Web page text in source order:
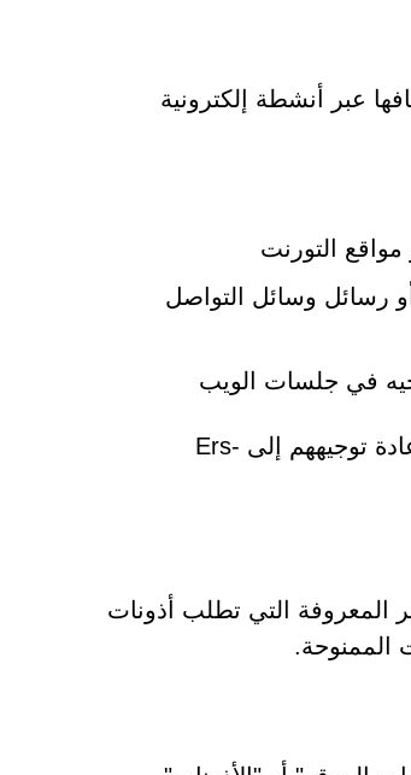
عبر أنشطة إلكترونية
التورنت
أو رسائل وسائل التواصل
في جلسات الويب
تضمن هذه الطرق أن حتى المستخدمين الحذرين قد يجدون أنفسهم يتم إعادة توجيههم إلى Ers-
المعروفة التي تطلب أذونات
الممنوحة.